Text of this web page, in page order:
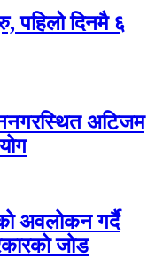
पहिलो दिनमै ६
अटिजम
अवलोकन गर्दै
जोड